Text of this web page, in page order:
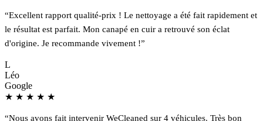
“Excellent rapport qualité-prix ! Le nettoyage a été fait rapidement et
le résultat est parfait. Mon canapé en cuir a retrouvé son éclat
d'origine. Je recommande vivement !”
L
Léo
Google
★ ★ ★ ★ ★
“Nous avons fait intervenir WeCleaned sur 4 véhicules. Très bon